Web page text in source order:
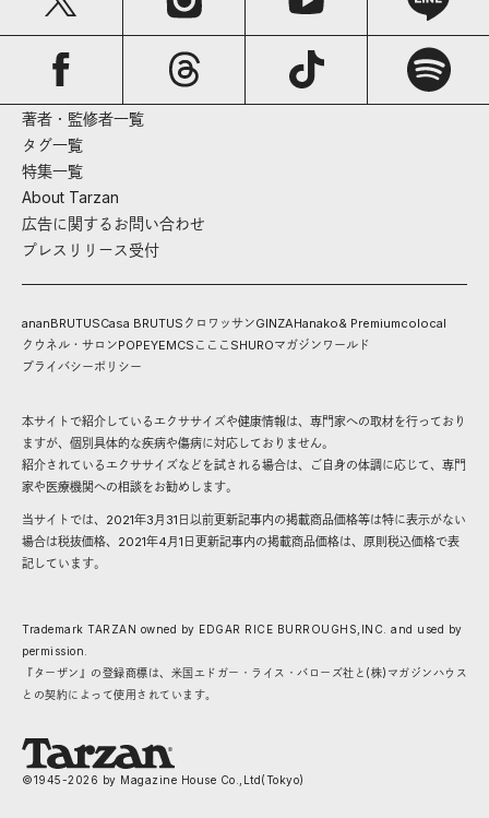
著者・監修者一覧
タグ一覧
特集一覧
About Tarzan
広告に関するお問い合わせ
プレスリリース受付
ananBRUTUSCasa BRUTUS クロワッサンGINZAHanako& Premiumcolocal
クウネル・サロンPOPEYEMCS こここ SHUROマガジンワールド
プライバシーポリシー
本サイトで紹介しているエクササイズや健康情報は、専門家への取材を行っており
ますが、個別具体的な疾病や傷病に対応しておりません。
紹介されているエクササイズなどを試される場合は、ご自身の体調に応じて、専門
家や医療機関への相談をお勧めします。
当サイトでは、2021年3月31日以前更新記事内の掲載商品価格等は特に表示がない
場合は税抜価格、2021年4月1日更新記事内の掲載商品価格は、原則税込価格で表
記しています。
Trademark TARZAN owned by EDGAR RICE BURROUGHS,INC. and used by
permission.
『ターザン』の登録商標は、米国エドガー・ライス・バローズ社と(株)マガジンハウス
との契約によって使用されています。
©1945-2026 by Magazine House Co.,Ltd(Tokyo)